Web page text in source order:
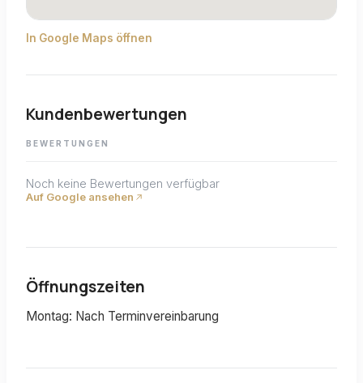
In Google Maps öffnen
Kundenbewertungen
BEWERTUNGEN
Noch keine Bewertungen verfügbar
Auf Google ansehen
Öffnungszeiten
Montag: Nach Terminvereinbarung